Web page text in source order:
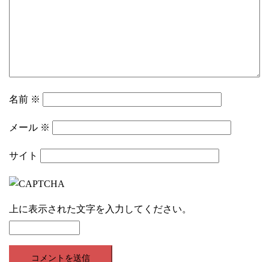
名前 ※
メール ※
サイト
上に表示された文字を入力してください。